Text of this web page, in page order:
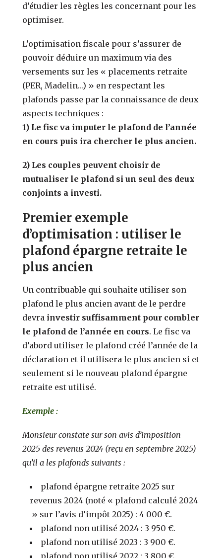
d’étudier les règles les concernant pour les
optimiser.
L’optimisation fiscale pour s’assurer de
pouvoir déduire un maximum via des
versements sur les « placements retraite
(PER, Madelin…) » en respectant les
plafonds passe par la connaissance de deux
aspects techniques :
1) Le fisc va imputer le plafond de l’année
en cours puis ira chercher le plus ancien.
2) Les couples peuvent choisir de
mutualiser le plafond si un seul des deux
conjoints a investi.
Premier exemple
d’optimisation : utiliser le
plafond épargne retraite le
plus ancien
Un contribuable qui souhaite utiliser son
plafond le plus ancien avant de le perdre
devra investir suffisamment pour combler
le plafond de l’année en cours. Le fisc va
d’abord utiliser le plafond créé l’année de la
déclaration et il utilisera le plus ancien si et
seulement si le nouveau plafond épargne
retraite est utilisé.
Exemple :
Monsieur constate sur son avis d’imposition
2025 des revenus 2024 (reçu en septembre 2025)
qu’il a les plafonds suivants :
plafond épargne retraite 2025 sur
revenus 2024 (noté « plafond calculé 2024
» sur l’avis d’impôt 2025) : 4 000 €.
plafond non utilisé 2024 : 3 950 €.
plafond non utilisé 2023 : 3 900 €.
plafond non utilisé 2022 : 3 800 €.